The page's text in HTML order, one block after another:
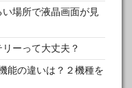
い場所で液晶画面が見
リーって大丈夫？
能の違いは？２機種を